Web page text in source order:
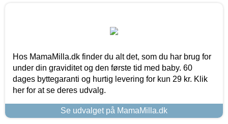
Hos MamaMilla.dk finder du alt det, som du har brug for
under din graviditet og den første tid med baby. 60
dages byttegaranti og hurtig levering for kun 29 kr. Klik
her for at se deres udvalg.
Se udvalget på MamaMilla.dk